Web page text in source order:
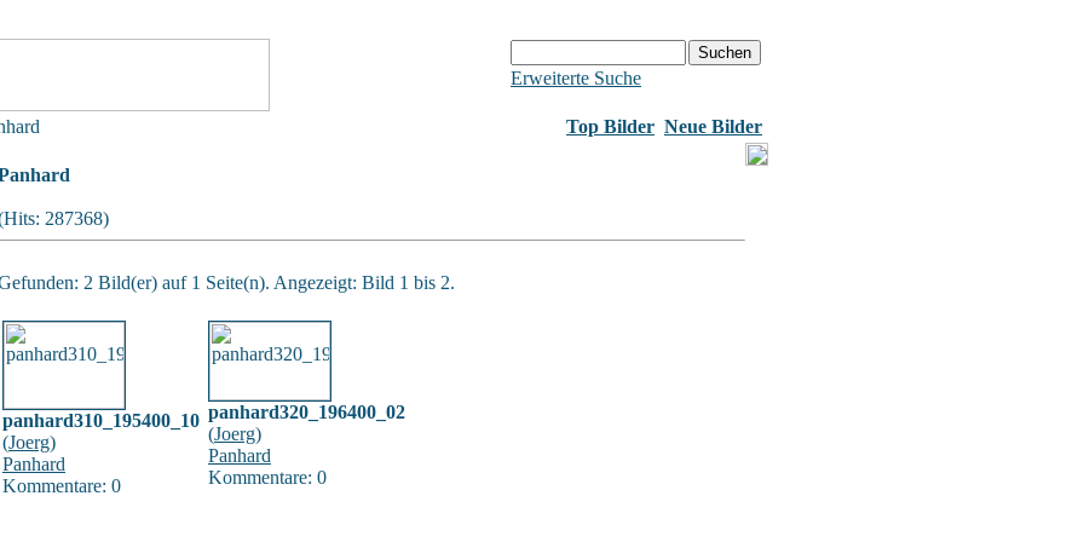
Erweiterte Suche
Top Bilder Neue Bilder
287368)
2 Bild(er) auf 1 Seite(n). Angezeigt: Bild 1 bis 2.
panhard310_195400_10
(Joerg)
Panhard
Kommentare: 0
panhard320_196400_02
(Joerg)
Panhard
Kommentare: 0